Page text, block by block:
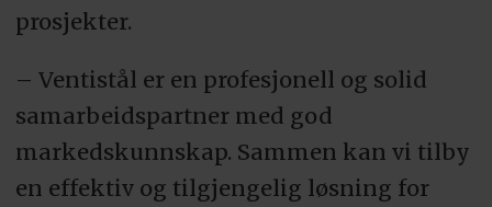
prosjekter.
– Ventistål er en profesjonell og solid
samarbeidspartner med god
markedskunnskap. Sammen kan vi tilby
en effektiv og tilgjengelig løsning for